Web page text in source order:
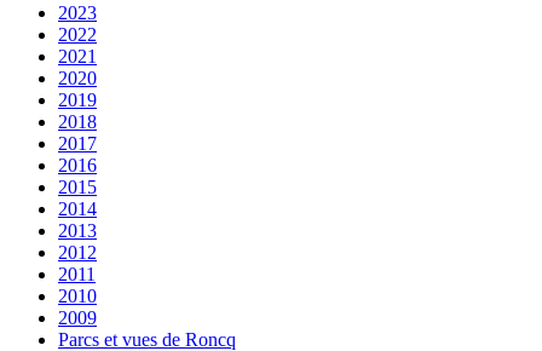
2023
2022
2021
2020
2019
2018
2017
2016
2015
2014
2013
2012
2011
2010
2009
Parcs et vues de Roncq